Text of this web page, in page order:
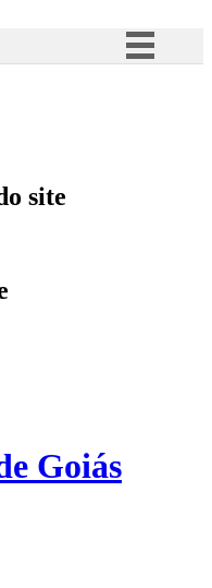
Acesso à informação
site
Goiás